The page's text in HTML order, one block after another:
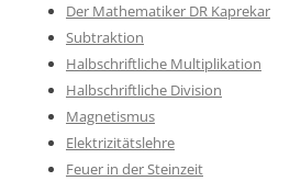
Der Mathematiker DR Kaprekar
Subtraktion
Halbschriftliche Multiplikation
Halbschriftliche Division
Magnetismus
Elektrizitätslehre
Feuer in der Steinzeit